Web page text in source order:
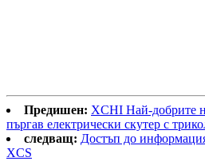
Предишен: XCHI Най-добрите
пъргав електрически скутер с
следващ: Достъп до
XCS